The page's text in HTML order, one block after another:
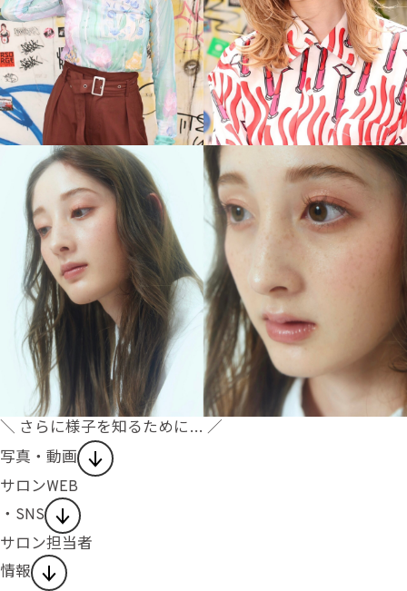
＼ さらに様子を知るために… ／
写真・動画
サロンWEB
・SNS
サロン担当者
情報